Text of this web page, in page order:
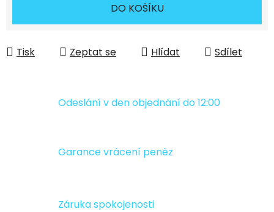
DO KOŠÍKU
Tisk Zeptat se Hlídat Sdílet
Odeslání v den objednání do 12:00
Garance vrácení peněz
Záruka spokojenosti